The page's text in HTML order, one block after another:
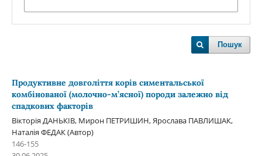
Пошук
Продуктивне довголіття корів симентальської
комбінованої (молочно-м’ясної) породи залежно від
спадкових факторів
Вікторія ДАНЬКІВ, Мирон ПЕТРИШИН, Ярослава ПАВЛИШАК,
Наталія ФЕДАК (Автор)
146-155